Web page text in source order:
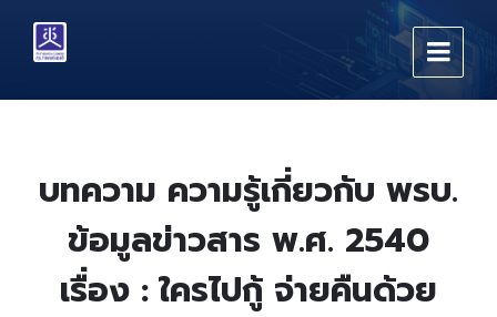
content
main
footer
บทความ ความรู้เกี่ยวกับ พรบ.
ข้อมูลข่าวสาร พ.ศ. 2540
เรื่อง : ใครไปกู้ จ่ายคืนด้วย